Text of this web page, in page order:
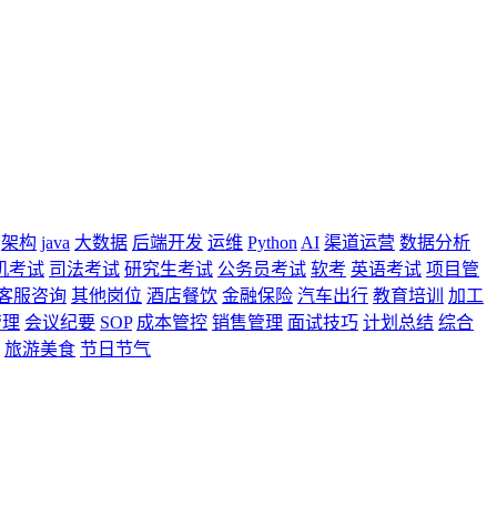
架构 java 大数据 后端开发 运维 Python AI 渠道运营 数据分析
考试 司法考试 研究生考试 公务员考试 软考 英语考试 项目管
服咨询 其他岗位 酒店餐饮 金融保险 汽车出行 教育培训
加工
会议纪要 SOP 成本管控 销售管理 面试技巧 计划总结 综合
旅游美食 节日节气